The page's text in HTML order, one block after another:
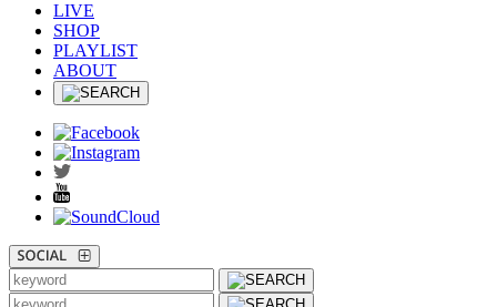
LIVE
SHOP
PLAYLIST
ABOUT